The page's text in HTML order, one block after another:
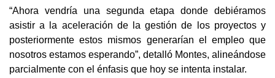
“Ahora vendría una segunda etapa donde debiéramos
asistir a la aceleración de la gestión de los proyectos y
posteriormente estos mismos generarían el empleo que
nosotros estamos esperando”, detalló Montes, alineándose
parcialmente con el énfasis que hoy se intenta instalar.